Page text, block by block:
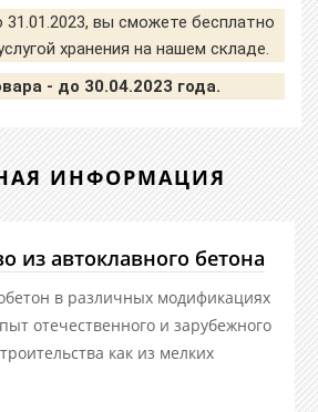
31.01.2023, вы сможете бесплатно
хранения на нашем складе.
- до 30.04.2023 года.
ИНФОРМАЦИЯ
из автоклавного бетона
в различных модификациях
отечественного и зарубежного
как из мелких